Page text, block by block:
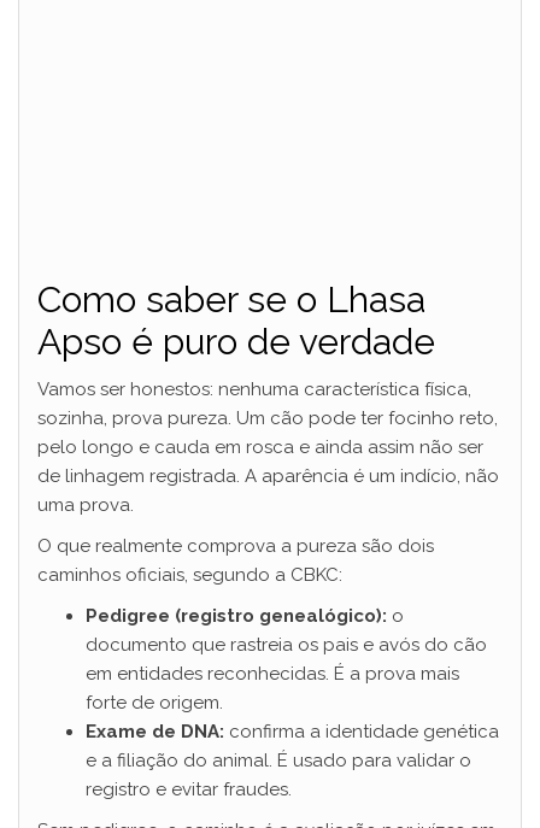
Como saber se o Lhasa
Apso é puro de verdade
Vamos ser honestos: nenhuma característica física,
sozinha, prova pureza. Um cão pode ter focinho reto,
pelo longo e cauda em rosca e ainda assim não ser
de linhagem registrada. A aparência é um indício, não
uma prova.
O que realmente comprova a pureza são dois
caminhos oficiais, segundo a CBKC:
Pedigree (registro genealógico): o
documento que rastreia os pais e avós do cão
em entidades reconhecidas. É a prova mais
forte de origem.
Exame de DNA: confirma a identidade genética
e a filiação do animal. É usado para validar o
registro e evitar fraudes.